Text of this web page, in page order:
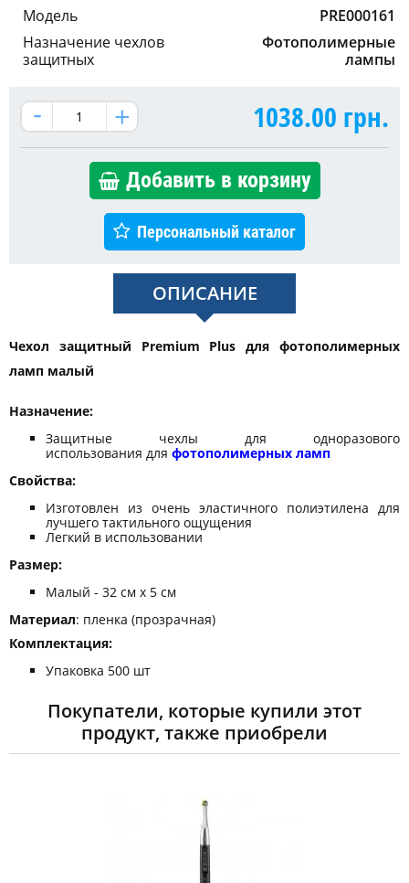
Модель
PRE000161
Назначение чехлов
защитных
Фотополимерные
лампы
1038.00 грн.
Добавить в корзину
Персональный каталог
ОПИСАНИЕ
Чехол защитный Premium Plus для фотополимерных
ламп малый
Назначение:
Защитные чехлы для одноразового
использования для фотополимерных ламп
Свойства:
Изготовлен из очень эластичного полиэтилена для
лучшего тактильного ощущения
Легкий в использовании
Размер:
Малый - 32 см x 5 см
Материал: пленка (прозрачная)
Комплектация:
Упаковка 500 шт
Покупатели, которые купили этот
продукт, также приобрели